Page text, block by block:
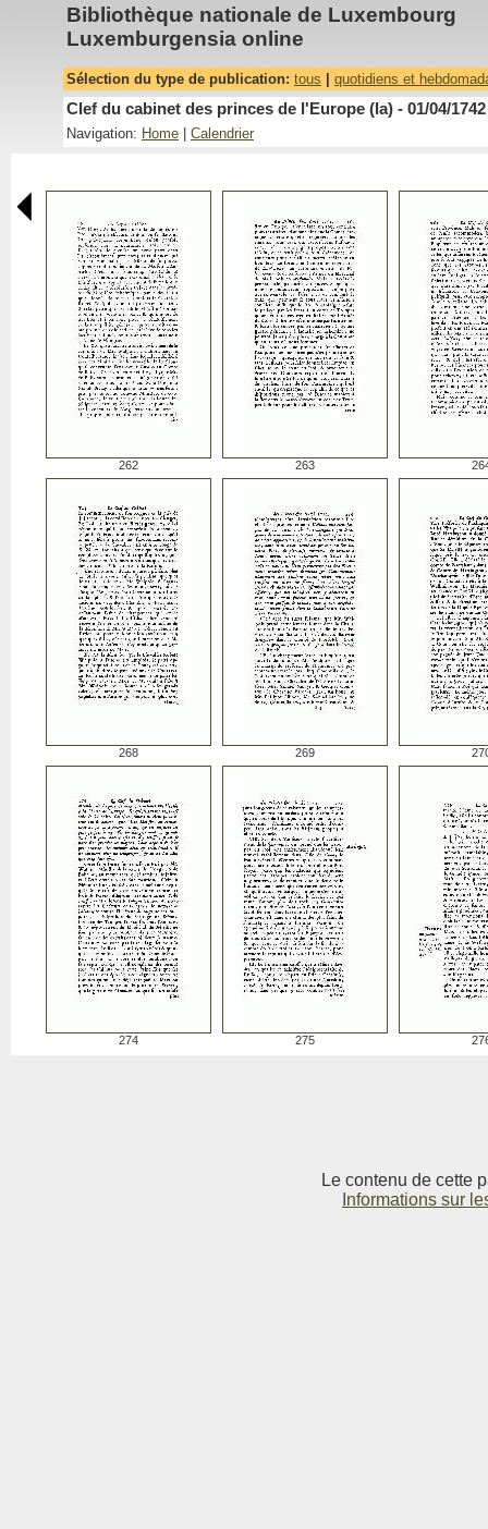
Bibliothèque nationale de Luxembourg
Luxemburgensia online
Sélection du type de publication: tous quotidiens et
Clef du cabinet des princes de l'Europe (la) - 01/04/1742
Navigation: Home Calendrier
262 263
268 269
274 275
Le contenu de cette
Informations sur